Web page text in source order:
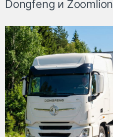
Dongfeng и Zoomlion